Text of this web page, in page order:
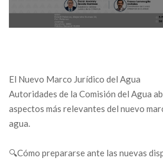
El Nuevo Marco Jurídico del Agua
Autoridades de la Comisión del Agua
aspectos más relevantes del nuevo
agua.
🔍Cómo prepararse ante las nuevas